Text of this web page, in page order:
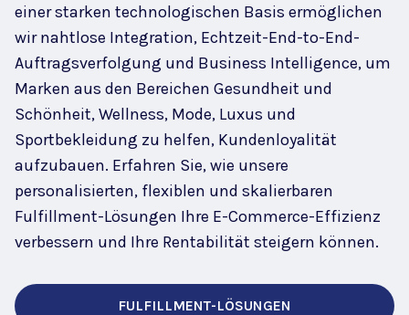
einer starken technologischen Basis ermöglichen
wir nahtlose Integration, Echtzeit-End-to-End-
Auftragsverfolgung und Business Intelligence, um
Marken aus den Bereichen Gesundheit und
Schönheit, Wellness, Mode, Luxus und
Sportbekleidung zu helfen, Kundenloyalität
aufzubauen. Erfahren Sie, wie unsere
personalisierten, flexiblen und skalierbaren
Fulfillment-Lösungen Ihre E-Commerce-Effizienz
verbessern und Ihre Rentabilität steigern können.
FULFILLMENT-LÖSUNGEN